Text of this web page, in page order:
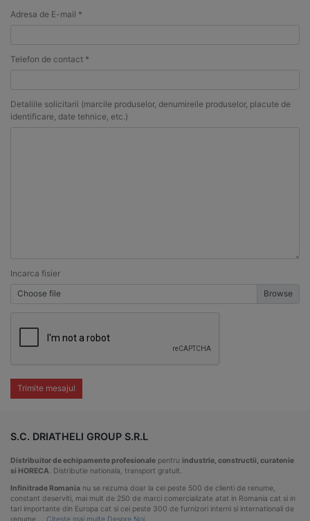
Adresa de E-mail *
Telefon de contact *
Detaliile solicitarii (marcile produselor, denumireile produselor, placute de
identificare, date tehnice, etc.)
Incarca fisier
Choose file
Trimite mesajul
S.C. DRIATHELI GROUP S.R.L
Distribuitor de echipamente profesionale pentru industrie, constructii, curatenie
si HORECA . Distributie nationala, transport gratuit.
Infinitrade Romania nu se rezuma doar la cei peste 500 de clienti de renume,
constant deserviti, mai mult de 250 de marci comercializate atat in Romania cat si in
tari importante din Europa cat si cei peste 300 de furnizori interni si internationali de
renume … Citeste mai multe Despre Noi